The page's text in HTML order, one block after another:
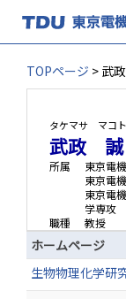
TOPページ > 武
タケマサ マコト
武政 誠
所属
東京電
東京電
東京電
学専攻
職種
教授
ホームページ
生物物理化学研